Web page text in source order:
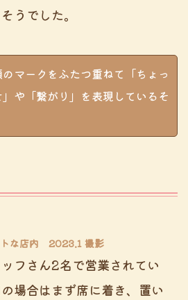
うでした。
マークをふたつ重ねて「ちょっ
や「繋がり」を表現しているそ
トな店内 2023.1 撮影
フさん2名で営業されてい
場合はまず席に着き、置い